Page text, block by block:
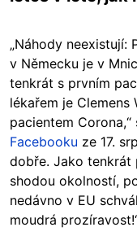
„Náhody neexistují:
v Německu je v
tenkrát s prvním
lékařem je Clemens
pacientem
Facebooku ze 17.
dobře. Jako tenkrát
shodou okolností,
nedávno v EU
moudrá